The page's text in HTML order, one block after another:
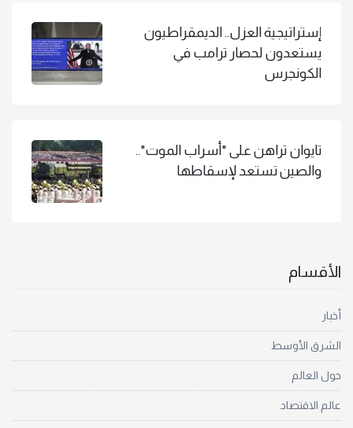
إستراتيجية العزل.. الديمقراطيون
يستعدون لحصار ترامب في
الكونجرس
تايوان تراهن على "أسراب الموت"..
والصين تستعد لإسقاطها
الأقسام
أخبار
الشرق الأوسط
حول العالم
عالم الاقتصاد